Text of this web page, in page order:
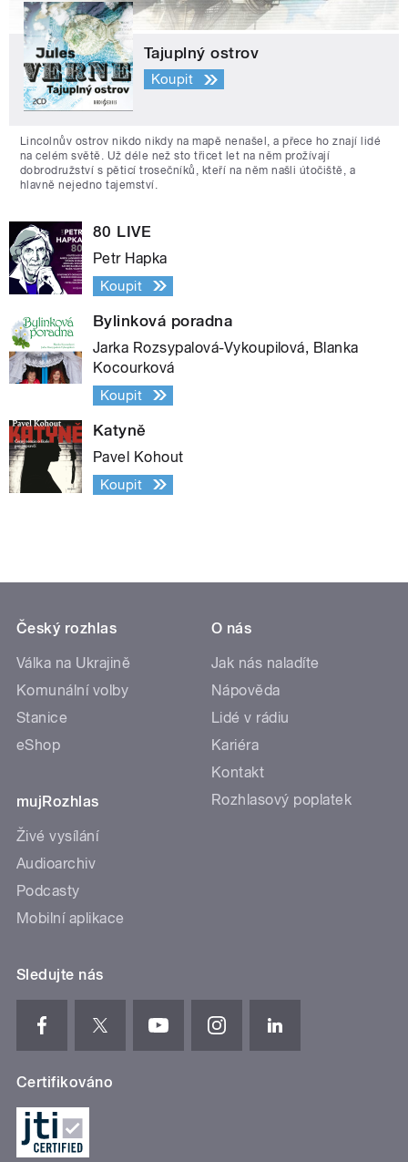
Tajuplný ostrov
Koupit
Lincolnův ostrov nikdo nikdy na mapě nenašel, a přece ho znají lidé
na celém světě. Už déle než sto třicet let na něm prožívají
dobrodružství s pěticí trosečníků, kteří na něm našli útočiště, a
hlavně nejedno tajemství.
80 LIVE
Petr Hapka
Koupit
Bylinková poradna
Jarka Rozsypalová-Vykoupilová, Blanka
Kocourková
Koupit
Katyně
Pavel Kohout
Koupit
Český rozhlas
Válka na Ukrajině
Komunální volby
Stanice
eShop
mujRozhlas
Živé vysílání
Audioarchiv
Podcasty
Mobilní aplikace
O nás
Jak nás naladíte
Nápověda
Lidé v rádiu
Kariéra
Kontakt
Rozhlasový poplatek
Sledujte nás
Certifikováno